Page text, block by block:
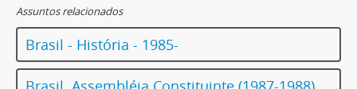
Assuntos relacionados
Brasil - História - 1985-